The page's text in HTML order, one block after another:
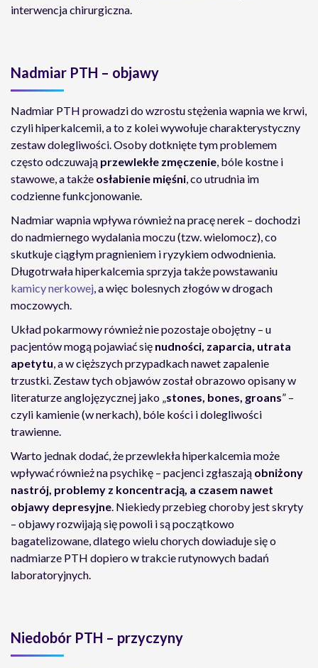
interwencja chirurgiczna.
Nadmiar PTH – objawy
Nadmiar PTH prowadzi do wzrostu stężenia wapnia we krwi,
czyli hiperkalcemii, a to z kolei wywołuje charakterystyczny
zestaw dolegliwości. Osoby dotknięte tym problemem
często odczuwają przewlekłe zmęczenie, bóle kostne i
stawowe, a także osłabienie mięśni, co utrudnia im
codzienne funkcjonowanie.
Nadmiar wapnia wpływa również na pracę nerek – dochodzi
do nadmiernego wydalania moczu (tzw. wielomocz), co
skutkuje ciągłym pragnieniem i ryzykiem odwodnienia.
Długotrwała hiperkalcemia sprzyja także powstawaniu
kamicy nerkowej, a więc bolesnych złogów w drogach
moczowych.
Układ pokarmowy również nie pozostaje obojętny – u
pacjentów mogą pojawiać się nudności, zaparcia, utrata
apetytu, a w cięższych przypadkach nawet zapalenie
trzustki. Zestaw tych objawów został obrazowo opisany w
literaturze anglojęzycznej jako „stones, bones, groans” –
czyli kamienie (w nerkach), bóle kości i dolegliwości
trawienne.
Warto jednak dodać, że przewlekła hiperkalcemia może
wpływać również na psychikę – pacjenci zgłaszają obniżony
nastrój, problemy z koncentracją, a czasem nawet
objawy depresyjne. Niekiedy przebieg choroby jest skryty
– objawy rozwijają się powoli i są początkowo
bagatelizowane, dlatego wielu chorych dowiaduje się o
nadmiarze PTH dopiero w trakcie rutynowych badań
laboratoryjnych.
Niedobór PTH – przyczyny